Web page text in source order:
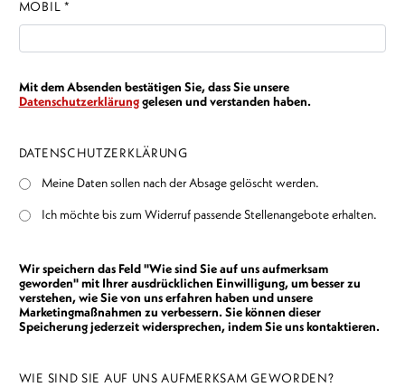
MOBIL *
Mit dem Absenden bestätigen Sie, dass Sie unsere
Datenschutzerklärunggelesen und verstanden haben.
DATENSCHUTZERKLÄRUNG
Meine Daten sollen nach der Absage gelöscht werden.
Ich möchte bis zum Widerruf passende Stellenangebote erhalten.
Wir speichern das Feld "Wie sind Sie auf uns aufmerksam
geworden" mit Ihrer ausdrücklichen Einwilligung, um besser zu
verstehen, wie Sie von uns erfahren haben und unsere
Marketingmaßnahmen zu verbessern. Sie können dieser
Speicherung jederzeit widersprechen, indem Sie uns kontaktieren.
WIE SIND SIE AUF UNS AUFMERKSAM GEWORDEN?